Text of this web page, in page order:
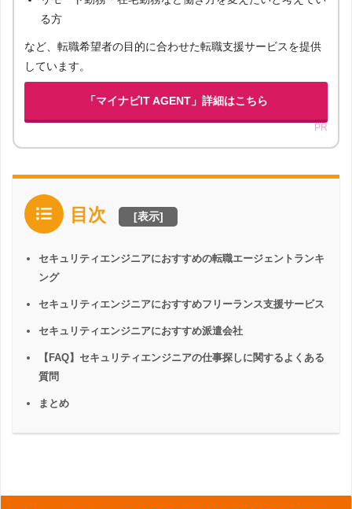
る方
など、転職希望者の目的に合わせた転職支援サービスを提供
しています。
「マイナビIT AGENT」詳細はこちら
PR
目次 [表示]
セキュリティエンジニアにおすすめの転職エージェントランキ
ング
セキュリティエンジニアにおすすめフリーランス支援サービス
セキュリティエンジニアにおすすめ派遣会社
【FAQ】セキュリティエンジニアの仕事探しに関するよくある
質問
まとめ